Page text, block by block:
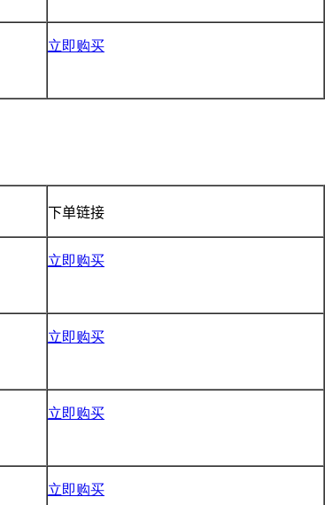
立即购买
下单链接
立即购买
立即购买
立即购买
立即购买